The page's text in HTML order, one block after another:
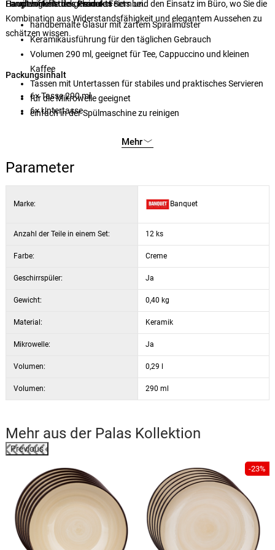
Langlebigkeit des gesamten Sets bei.
Familienfrühstück, kleinere Feiern und den Einsatz im Büro, wo Sie die
Kombination aus Widerstandsfähigkeit und elegantem Aussehen zu
schätzen wissen.
Hauptvorteile des Produkts
handbemalte Glasur mit zartem Spiralmuster
Keramikausführung für den täglichen Gebrauch
Volumen 290 ml, geeignet für Tee, Cappuccino und kleinen
Kaffee
Tassen mit Untertassen für stabiles und praktisches Servieren
für die Mikrowelle geeignet
einfach in der Spülmaschine zu reinigen
Packungsinhalt
6× Tasse 290 ml
6× Untertasse
Mehr
Parameter
Marke: Banquet
Anzahl der Teile in einem Set: 12 ks
Farbe: Creme
Geschirrspüler: Ja
Gewicht: 0,40 kg
Material: Keramik
Mikrowelle: Ja
Volumen: 0,29 l
Volumen: 290 ml
Mehr aus der PalasKollektion
Previous
-23%